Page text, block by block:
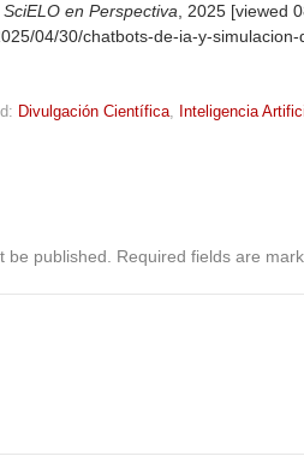
SciELO en Perspectiva , 2025 [viewed
04/30/chatbots-de-ia-y-
Divulgación Científica, Inteligencia
be published. Required fields are